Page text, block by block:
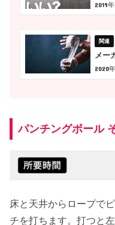
2019
メー
2020
パンチングボール
床と天井からロープで
チを打ちます。打つと